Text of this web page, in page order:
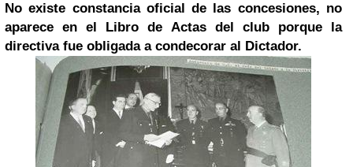
No existe constancia oficial de las concesiones, no
aparece en el Libro de Actas del club porque la
directiva fue obligada a condecorar al Dictador.